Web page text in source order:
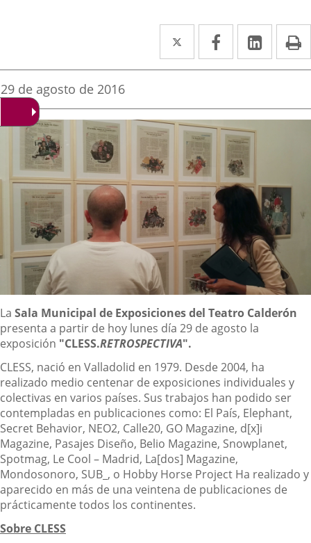
Twitter
Enlace
a
aplicación
externa.
Facebook
Enlace
a
aplicación
externa.
Enlace
a
Fecha
de
noticia
29 de agosto de 2016
Descripción
La Sala Municipal de Exposiciones del Teatro Calderón
presenta a partir de hoy lunes día 29 de agosto la
exposición "CLESS.RETROSPECTIVA".
CLESS, nació en Valladolid en 1979. Desde 2004, ha
realizado medio centenar de exposiciones individuales y
colectivas en varios países. Sus trabajos han podido ser
contempladas en publicaciones como: El País, Elephant,
Secret Behavior, NEO2, Calle20, GO Magazine, d[x]i
Magazine, Pasajes Diseño, Belio Magazine, Snowplanet,
Spotmag, Le Cool – Madrid, La[dos] Magazine,
Mondosonoro, SUB_, o Hobby Horse Project Ha realizado y
aparecido en más de una veintena de publicaciones de
prácticamente todos los continentes.
Sobre CLESS